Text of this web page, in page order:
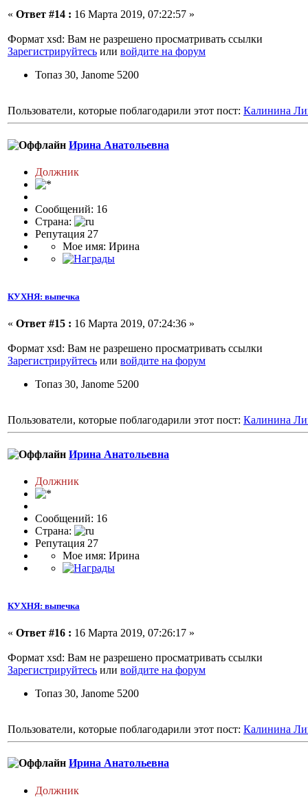
« Ответ #14 : 16 Марта 2019, 07:22:57 »
Формат xsd: Вам не разрешено просматривать ссылки
Зарегистрируйтесь или войдите на форум
Топаз 30, Janome 5200
Пользователи, которые поблагодарили этот пост: Калинина
Ирина Анатольевна
Должник
Сообщений: 16
Страна:
Репутация 27
Мое имя: Ирина
КУХНЯ: выпечка
« Ответ #15 : 16 Марта 2019, 07:24:36 »
Формат xsd: Вам не разрешено просматривать ссылки
Зарегистрируйтесь или войдите на форум
Топаз 30, Janome 5200
Пользователи, которые поблагодарили этот пост: Калинина
Ирина Анатольевна
Должник
Сообщений: 16
Страна:
Репутация 27
Мое имя: Ирина
КУХНЯ: выпечка
« Ответ #16 : 16 Марта 2019, 07:26:17 »
Формат xsd: Вам не разрешено просматривать ссылки
Зарегистрируйтесь или войдите на форум
Топаз 30, Janome 5200
Пользователи, которые поблагодарили этот пост: Калинина
Ирина Анатольевна
Должник